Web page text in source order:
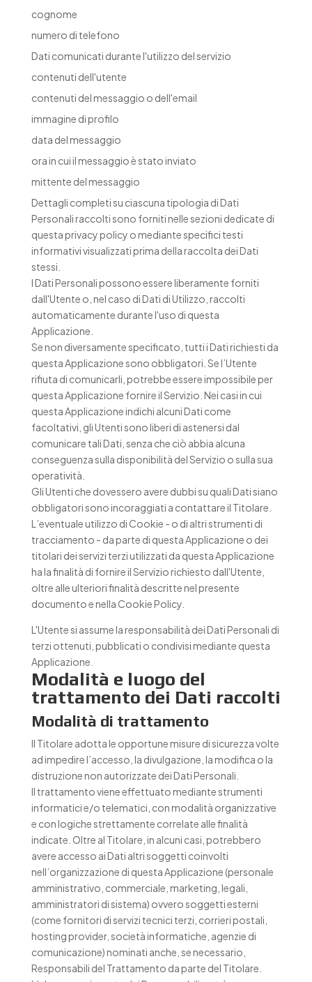
cognome
numero di telefono
Dati comunicati durante l'utilizzo del servizio
contenuti dell'utente
contenuti del messaggio o dell'email
immagine di profilo
data del messaggio
ora in cui il messaggio è stato inviato
mittente del messaggio
Dettagli completi su ciascuna tipologia di Dati
Personali raccolti sono forniti nelle sezioni dedicate di
questa privacy policy o mediante specifici testi
informativi visualizzati prima della raccolta dei Dati
stessi.
I Dati Personali possono essere liberamente forniti
dall'Utente o, nel caso di Dati di Utilizzo, raccolti
automaticamente durante l'uso di questa
Applicazione.
Se non diversamente specificato, tutti i Dati richiesti da
questa Applicazione sono obbligatori. Se l’Utente
rifiuta di comunicarli, potrebbe essere impossibile per
questa Applicazione fornire il Servizio. Nei casi in cui
questa Applicazione indichi alcuni Dati come
facoltativi, gli Utenti sono liberi di astenersi dal
comunicare tali Dati, senza che ciò abbia alcuna
conseguenza sulla disponibilità del Servizio o sulla sua
operatività.
Gli Utenti che dovessero avere dubbi su quali Dati siano
obbligatori sono incoraggiati a contattare il Titolare.
L’eventuale utilizzo di Cookie - o di altri strumenti di
tracciamento - da parte di questa Applicazione o dei
titolari dei servizi terzi utilizzati da questa Applicazione
ha la finalità di fornire il Servizio richiesto dall'Utente,
oltre alle ulteriori finalità descritte nel presente
documento e nella Cookie Policy.
L'Utente si assume la responsabilità dei Dati Personali di
terzi ottenuti, pubblicati o condivisi mediante questa
Applicazione.
Modalità e luogo del
trattamento dei Dati raccolti
Modalità di trattamento
Il Titolare adotta le opportune misure di sicurezza volte
ad impedire l’accesso, la divulgazione, la modifica o la
distruzione non autorizzate dei Dati Personali.
Il trattamento viene effettuato mediante strumenti
informatici e/o telematici, con modalità organizzative
e con logiche strettamente correlate alle finalità
indicate. Oltre al Titolare, in alcuni casi, potrebbero
avere accesso ai Dati altri soggetti coinvolti
nell’organizzazione di questa Applicazione (personale
amministrativo, commerciale, marketing, legali,
amministratori di sistema) ovvero soggetti esterni
(come fornitori di servizi tecnici terzi, corrieri postali,
hosting provider, società informatiche, agenzie di
comunicazione) nominati anche, se necessario,
Responsabili del Trattamento da parte del Titolare.